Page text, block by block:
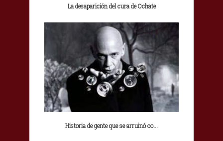
La desaparición del cura de Ochate
Historia de gente que se arruinó co...